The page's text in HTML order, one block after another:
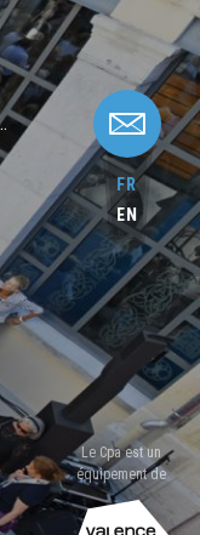
FR
EN
Le Cpa est un
équipement de